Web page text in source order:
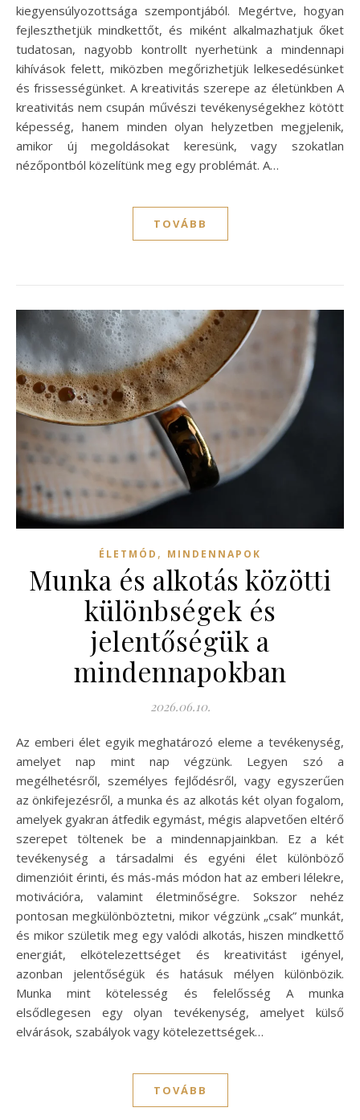
kiegyensúlyozottsága szempontjából. Megértve, hogyan
fejleszthetjük mindkettőt, és miként alkalmazhatjuk őket
tudatosan, nagyobb kontrollt nyerhetünk a mindennapi
kihívások felett, miközben megőrizhetjük lelkesedésünket
és frissességünket. A kreativitás szerepe az életünkben A
kreativitás nem csupán művészi tevékenységekhez kötött
képesség, hanem minden olyan helyzetben megjelenik,
amikor új megoldásokat keresünk, vagy szokatlan
nézőpontból közelítünk meg egy problémát. A…
TOVÁBB
ÉLETMÓD , MINDENNAPOK
Munka és alkotás közötti
különbségek és
jelentőségük a
mindennapokban
2026.06.10.
Az emberi élet egyik meghatározó eleme a tevékenység,
amelyet nap mint nap végzünk. Legyen szó a
megélhetésről, személyes fejlődésről, vagy egyszerűen
az önkifejezésről, a munka és az alkotás két olyan fogalom,
amelyek gyakran átfedik egymást, mégis alapvetően eltérő
szerepet töltenek be a mindennapjainkban. Ez a két
tevékenység a társadalmi és egyéni élet különböző
dimenzióit érinti, és más-más módon hat az emberi lélekre,
motivációra, valamint életminőségre. Sokszor nehéz
pontosan megkülönböztetni, mikor végzünk „csak” munkát,
és mikor születik meg egy valódi alkotás, hiszen mindkettő
energiát, elkötelezettséget és kreativitást igényel,
azonban jelentőségük és hatásuk mélyen különbözik.
Munka mint kötelesség és felelősség A munka
elsődlegesen egy olyan tevékenység, amelyet külső
elvárások, szabályok vagy kötelezettségek…
TOVÁBB